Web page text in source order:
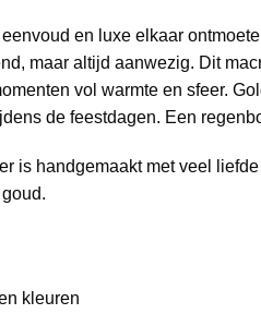
en luxe elkaar
maar altijd aanwezig. Dit
vol warmte en sfeer.
de feestdagen. Een
is handgemaakt met veel
kleuren